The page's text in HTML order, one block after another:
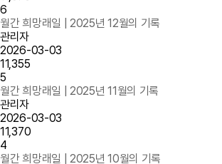
6
월간 희망래일 | 2025년 12월의 기록
관리자
2026-03-03
11,355
5
월간 희망래일 | 2025년 11월의 기록
관리자
2026-03-03
11,370
4
월간 희망래일 | 2025년 10월의 기록